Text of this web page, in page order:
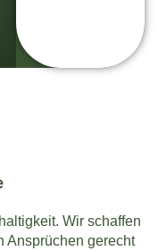
Wir schaffen
Ansprüchen gerecht